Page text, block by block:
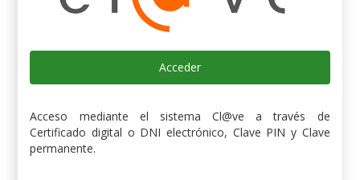
Acceder
Acceso mediante el sistema Cl@ve a través de
Certificado digital o DNI electrónico, Clave PIN y Clave
permanente.